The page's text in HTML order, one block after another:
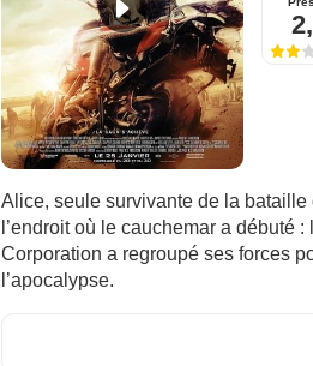
Alice, seule survivante de la
l’endroit où le cauchemar a débuté
Corporation a regroupé ses forces
l’apocalypse.